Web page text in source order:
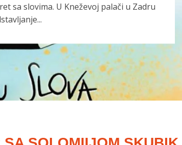
sa slovima. U Kneževoj palači u Zadru